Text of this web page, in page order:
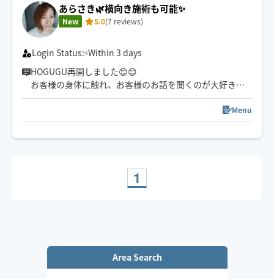
あらさき🌿横向き施術も可能✨
New 5.0(7 reviews)
Login Status: Within 3 days
HOGUGU再開しました😊😊
お客様の身体に触れ、お客様のお話を聞くのが大好きで
す✨
介護の仕事もしておりましたので、身体が思うよに動か
ない方のご利用もお待ちしております🌷
ていただけるよう、心がけております😊😊
Menu
1
Area Search